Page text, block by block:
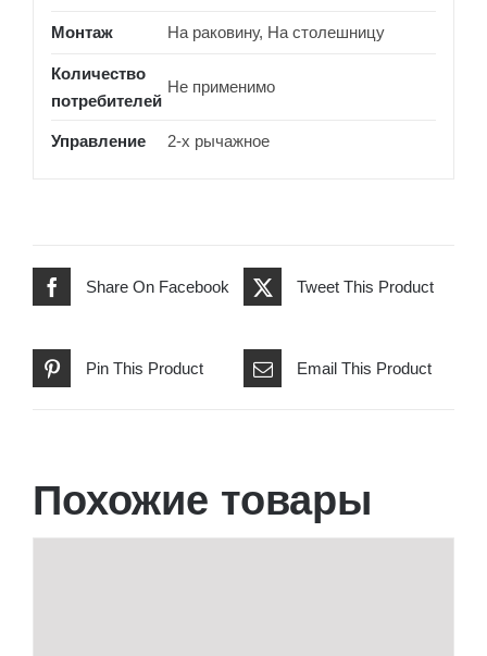
Монтаж На раковину, На столешницу
Количество
потребителей
Не применимо
Управление 2-х рычажное
Share On Facebook Tweet This Product
Pin This Product Email This Product
Похожие товары